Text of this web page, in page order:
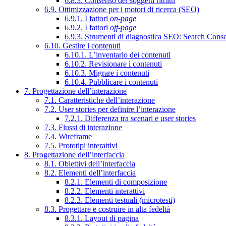
6.9. Ottimizzazione per i motori di ricerca (SEO)
6.9.1. I fattori on-page
6.9.2. I fattori off-page
6.9.3. Strumenti di diagnostica SEO: Search
6.10. Gestire i contenuti
6.10.1. L’inventario dei contenuti
6.10.2. Revisionare i contenuti
6.10.3. Migrare i contenuti
6.10.4. Pubblicare i contenuti
7. Progettazione dell’interazione
7.1. Caratteristiche dell’interazione
7.2. User stories per definire l’interazione
7.2.1. Differenza tra scenari e user stories
7.3. Flussi di interazione
7.4. Wireframe
7.5. Prototipi interattivi
8. Progettazione dell’interfaccia
8.1. Obiettivi dell’interfaccia
8.2. Elementi dell’interfaccia
8.2.1. Elementi di composizione
8.2.2. Elementi interattivi
8.2.3. Elementi testuali (microtesti)
8.3. Progettare e costruire in alta fedeltà
8.3.1. Layout di pagina